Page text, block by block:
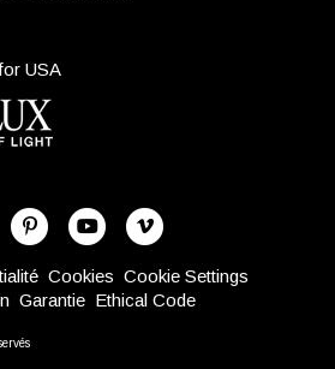
USA
Cookies Cookie Settings
Garantie Ethical Code